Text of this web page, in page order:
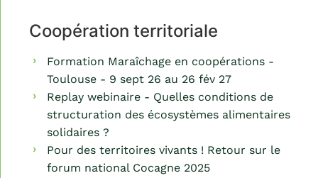
Coopération territoriale
Formation Maraîchage en coopérations -
Toulouse - 9 sept 26 au 26 fév 27
Replay webinaire - Quelles conditions de
structuration des écosystèmes alimentaires
solidaires ?
Pour des territoires vivants ! Retour sur le
forum national Cocagne 2025